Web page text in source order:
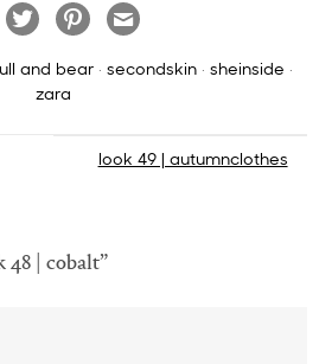
and bear· secondskin· sheinside ·
zara
look 49 | autumnclothes
48 | cobalt”